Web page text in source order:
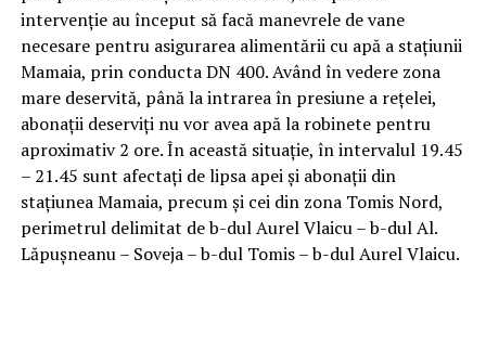
intervenție au început să facă manevrele de vane
necesare pentru asigurarea alimentării cu apă a stațiunii
Mamaia, prin conducta DN 400. Având în vedere zona
mare deservită, până la intrarea în presiune a rețelei,
abonații deserviți nu vor avea apă la robinete pentru
aproximativ 2 ore. În această situație, în intervalul 19.45
– 21.45 sunt afectați de lipsa apei și abonații din
stațiunea Mamaia, precum și cei din zona Tomis Nord,
perimetrul delimitat de b-dul Aurel Vlaicu – b-dul Al.
Lăpușneanu – Soveja – b-dul Tomis – b-dul Aurel Vlaicu.